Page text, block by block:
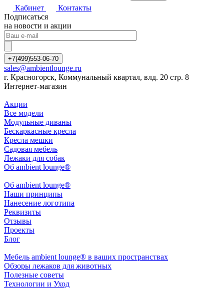
Кабинет
Контакты
Подписаться
на новости и акции
+7(499)553-06-70
sales@ambientlounge.ru
г. Красногорск, Коммунальный квартал, влд. 20 стр. 8
Интернет-магазин
Акции
Все модели
Модульные диваны
Бескаркасные кресла
Кресла мешки
Садовая мебель
Лежаки для собак
Об ambient lounge®
Oб ambient lounge®
Наши принципы
Нанесение логотипа
Реквизиты
Отзывы
Проекты
Блог
Мебель ambient lounge® в ваших пространствах
Обзоры лежаков для животных
Полезные советы
Технологии и Уход